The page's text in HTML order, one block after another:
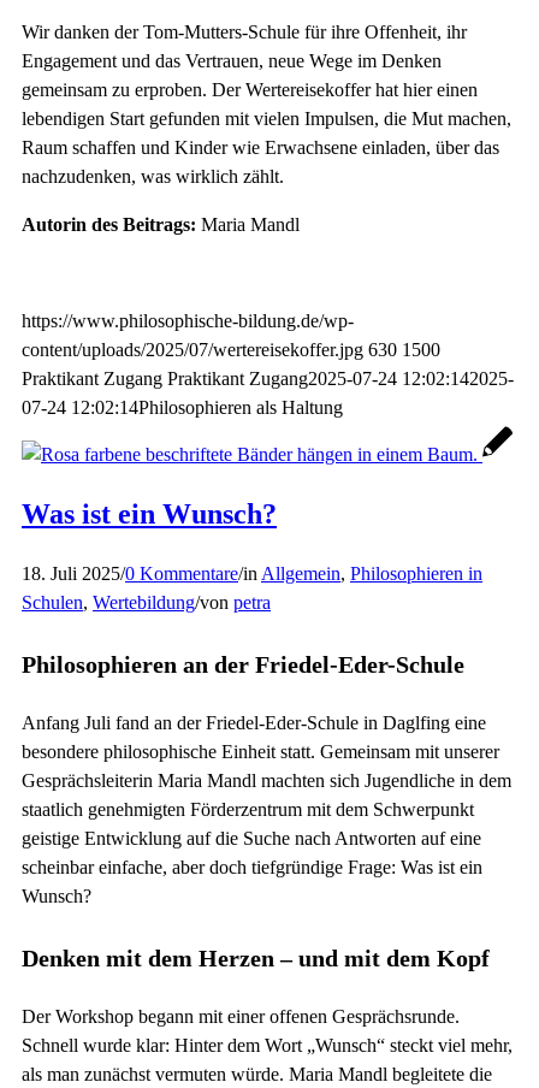
Wir danken der Tom-Mutters-Schule für ihre Offenheit, ihr
Engagement und das Vertrauen, neue Wege im Denken
gemeinsam zu erproben. Der Wertereisekoffer hat hier einen
lebendigen Start gefunden mit vielen Impulsen, die Mut machen,
Raum schaffen und Kinder wie Erwachsene einladen, über das
nachzudenken, was wirklich zählt.
Autorin des Beitrags: Maria Mandl
https://www.philosophische-bildung.de/wp-
content/uploads/2025/07/wertereisekoffer.jpg 630 1500
Praktikant Zugang Praktikant Zugang2025-07-24 12:02:142025-
07-24 12:02:14Philosophieren als Haltung
Was ist ein Wunsch?
18. Juli 2025/0 Kommentare/in Allgemein, Philosophieren in
Schulen, Wertebildung/von petra
Philosophieren an der Friedel-Eder-Schule
Anfang Juli fand an der Friedel-Eder-Schule in Daglfing eine
besondere philosophische Einheit statt. Gemeinsam mit unserer
Gesprächsleiterin Maria Mandl machten sich Jugendliche in dem
staatlich genehmigten Förderzentrum mit dem Schwerpunkt
geistige Entwicklung auf die Suche nach Antworten auf eine
scheinbar einfache, aber doch tiefgründige Frage: Was ist ein
Wunsch?
Denken mit dem Herzen – und mit dem Kopf
Der Workshop begann mit einer offenen Gesprächsrunde.
Schnell wurde klar: Hinter dem Wort „Wunsch“ steckt viel mehr,
als man zunächst vermuten würde. Maria Mandl begleitete die